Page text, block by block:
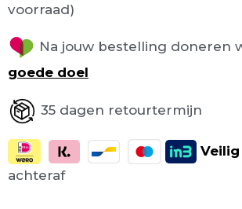
voorraad)
Na jouw bestelling doneren
goede doel
35 dagen retourtermijn
Veilig
achteraf